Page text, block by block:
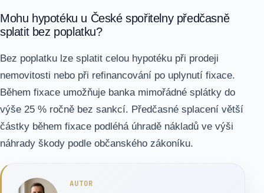
Mohu hypotéku u České spořitelny předčasně
splatit bez poplatku?
Bez poplatku lze splatit celou hypotéku při prodeji
nemovitosti nebo při refinancování po uplynutí fixace.
Během fixace umožňuje banka mimořádné splátky do
výše 25 % ročně bez sankcí. Předčasné splacení větší
částky během fixace podléhá úhradě nákladů ve výši
náhrady škody podle občanského zákoníku.
AUTOR